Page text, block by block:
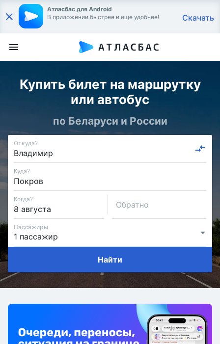
Атласбас для Android
В приложении быстрее и еще удобнее!
Скачать
Купить билет на маршрутку
или автобус
по Беларуси и России
Откуда?
Куда?
Когда?
Обратно
Пассажиры
Найти